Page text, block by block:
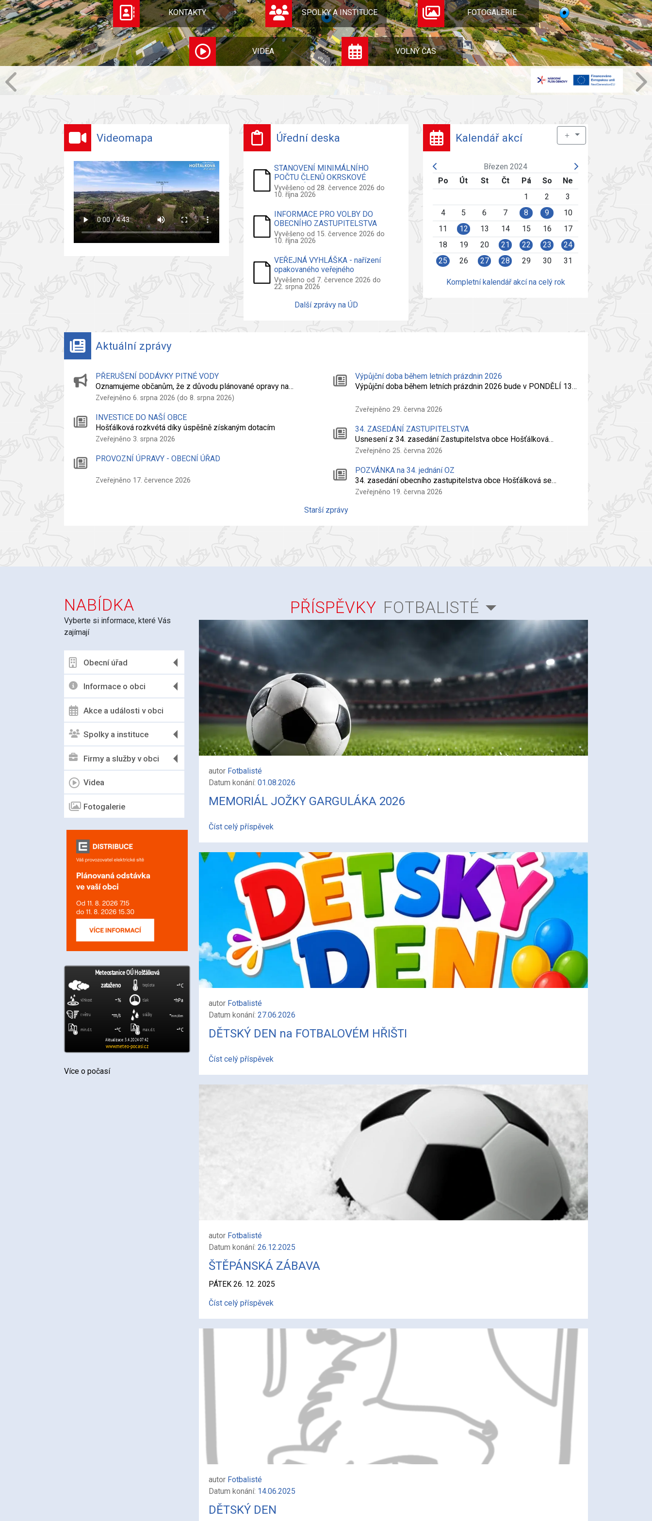
KONTAKTY SPOLKY A INSTITUCE FOTOGALERIE
VIDEA VOLNÝ ČAS
Videomapa Úřední deska
STANOVENÍ MINIMÁLNÍHO
POČTU ČLENŮ OKRSKOVÉ
VOLEBNÍ KOMISE - VOLBY DO
ZASTUPITELSTVA OBCE
Vyvěšeno od 28. července 2026 do
10. října 2026
INFORMACE PRO VOLBY DO
OBECNÍHO ZASTUPITELSTVA
2026
Vyvěšeno od 15. července 2026 do
10. října 2026
VEŘEJNÁ VYHLÁŠKA - nařízení
opakovaného veřejného
projednání návrhu územního plánu
Vyvěšeno od 7. července 2026 do
22. srpna 2026
Další zprávy na ÚD
Kalendář akcí ＋
Březen 2024
Po
Út St Čt Pá So
Ne
1
2
3
4
5 6 7 8 9
10
11
12 13 14 15 16
17
18
19 20 21 22 23
24
25
26 27 28 29 30 31
Kompletní kalendář akcí na celý rok
Aktuální zprávy
PŘERUŠENÍ DODÁVKY PITNÉ VODY
Oznamujeme občanům, že z důvodu plánované opravy na…
Zveřejněno 6. srpna 2026 (do 8. srpna 2026)
INVESTICE DO NAŠÍ OBCE
Hošťálková rozkvétá díky úspěšně získaným dotacím
Zveřejněno 3. srpna 2026
PROVOZNÍ ÚPRAVY - OBECNÍ ÚŘAD
Zveřejněno 17. července 2026
Výpůjční doba během letních prázdnin 2026
Výpůjční doba během letních prázdnin 2026 bude v PONDĚLÍ 13…
Zveřejněno 29. června 2026
34. ZASEDÁNÍ ZASTUPITELSTVA
Usnesení z 34. zasedání Zastupitelstva obce Hošťálková…
Zveřejněno 25. června 2026
POZVÁNKA na 34. jednání OZ
34. zasedání obecního zastupitelstva obce Hošťálková se…
Zveřejněno 19. června 2026
Starší zprávy
NABÍDKA
Vyberte si informace, které Vás
zajímají
Obecní úřad
Informace o obci
Akce a události v obci
Spolky a instituce
Firmy a služby v obci
Videa
Fotogalerie
Více o počasí
PŘÍSPĚVKY FOTBALISTÉ
autor Fotbalisté
Datum konání: 01.08.2026
MEMORIÁL JOŽKY GARGULÁKA 2026
Číst celý příspěvek
autor Fotbalisté
Datum konání: 27.06.2026
DĚTSKÝ DEN na FOTBALOVÉM HŘIŠTI
Číst celý příspěvek
autor Fotbalisté
Datum konání: 26.12.2025
ŠTĚPÁNSKÁ ZÁBAVA
PÁTEK 26. 12. 2025
Číst celý příspěvek
autor Fotbalisté
Datum konání: 14.06.2025
DĚTSKÝ DEN